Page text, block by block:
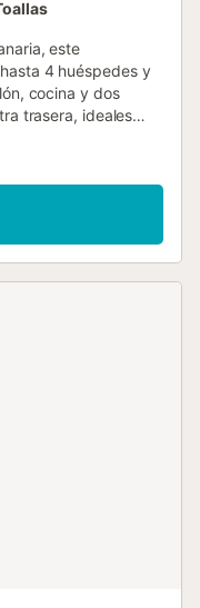
este
4 huéspedes y
cocina y dos
trasera, ideales
lavadora y cuna
comodidad. El
llegada flexible. El
desde la calle,
y se encuentra